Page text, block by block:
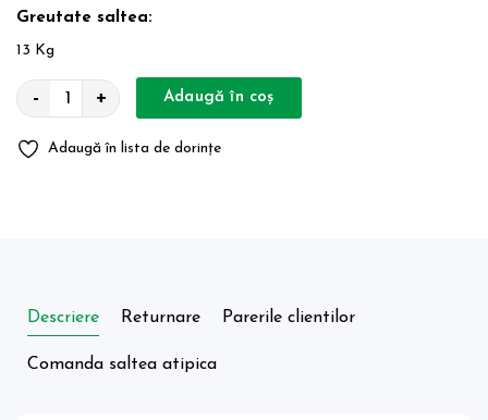
Greutate saltea:
13 Kg
- + Adaugă în coș
Adaugă în lista de dorințe
Descriere Returnare Parerile clientilor
Comanda saltea atipica